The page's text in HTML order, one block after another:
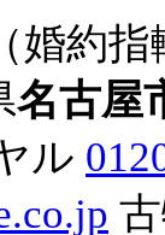
婚約
名古屋
ル